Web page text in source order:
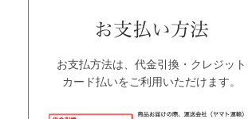
お支払方法は、代金引換・クレジット
カード払いをご利用いただけます。